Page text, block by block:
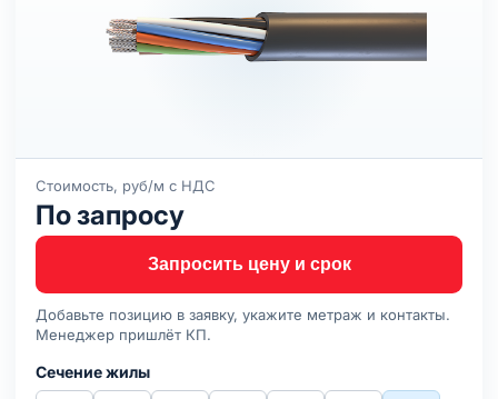
Стоимость, руб/м с НДС
По запросу
Запросить цену и срок
Добавьте позицию в заявку, укажите метраж и контакты.
Менеджер пришлёт КП.
Сечение жилы